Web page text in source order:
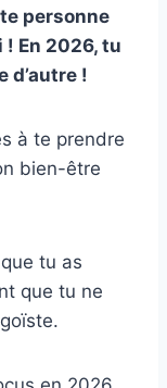
personne
En 2026, tu
d’autre !
à te prendre
bien-être
tu as
que tu ne